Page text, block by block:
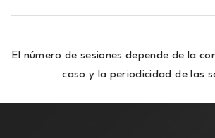
El número de sesiones depende de la
caso y la periodicidad de las